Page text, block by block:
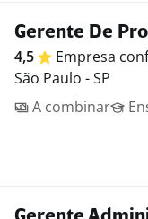
Gerente De
4,5 Empresa
São Paulo - SP
A combinar